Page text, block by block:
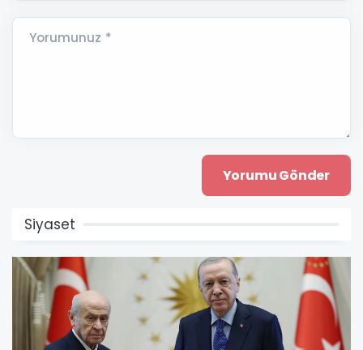
Yorumunuz *
Siyaset